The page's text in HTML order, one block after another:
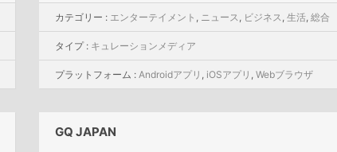
カテゴリー : エンターテイメント , ニュース, ビジネス, 生活, 総合
タイプ : キュレーションメディア
プラットフォーム : Androidアプリ , iOSアプリ , Webブラウザ
GQ JAPAN